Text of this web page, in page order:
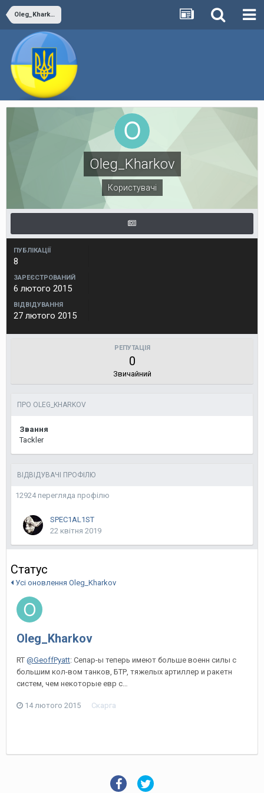
Oleg_Kharkov
Oleg_Kharkov
Користувачі
ПУБЛІКАЦІЇ
8
ЗАРЕЄСТРОВАНИЙ
6 лютого 2015
ВІДВІДУВАННЯ
27 лютого 2015
РЕПУТАЦІЯ
0
Звичайний
ПРО OLEG_KHARKOV
Звання
Tackler
ВІДВІДУВАЧІ ПРОФІЛЮ
12924 перегляда профілю
SPEC1AL1ST
22 квітня 2019
Статус
Усі оновлення Oleg_Kharkov
Oleg_Kharkov
RT @GeoffPyatt: Сепар-ы теперь имеют больше военн силы с
большим кол-вом танков, БТР, тяжелых артиллер и ракетн
систем, чем некоторые евр с…
14 лютого 2015 Скарга